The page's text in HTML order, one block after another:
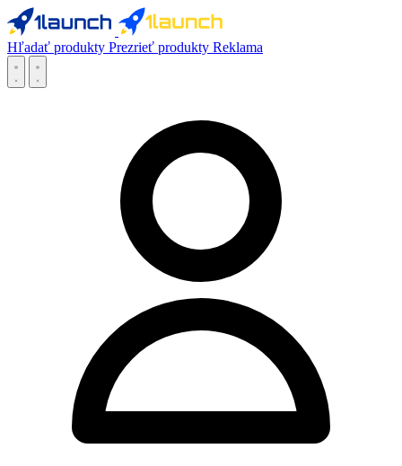
Hľadať produkty Prezrieť produkty Reklama